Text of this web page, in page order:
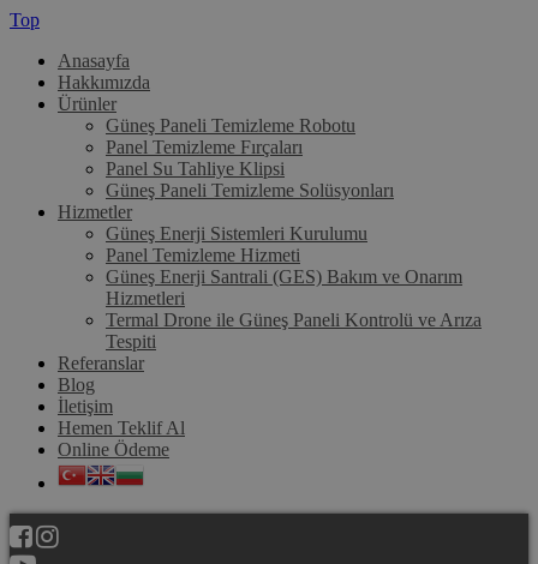
Top
Anasayfa
Hakkımızda
Ürünler
Güneş Paneli Temizleme Robotu
Panel Temizleme Fırçaları
Panel Su Tahliye Klipsi
Güneş Paneli Temizleme Solüsyonları
Hizmetler
Güneş Enerji Sistemleri Kurulumu
Panel Temizleme Hizmeti
Güneş Enerji Santrali (GES) Bakım ve Onarım
Hizmetleri
Termal Drone ile Güneş Paneli Kontrolü ve Arıza
Tespiti
Referanslar
Blog
İletişim
Hemen Teklif Al
Online Ödeme